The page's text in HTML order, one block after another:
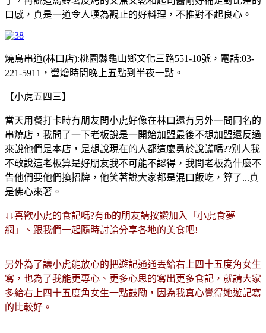
口感，真是一道令人嘆為觀止的好料理，不推對不起良心。
燒鳥串道(林口店):桃園縣龜山鄉文化三路551-10號，電話:03-
221-5911，營燴時間晚上五點到半夜一點。
【小虎五四三】
當天用餐打卡時有朋友問小虎好像在林口還有另外一間同名的
串燒店，我問了一下老板說是一開始加盟最後不想加盟還反過
來說他們是本店，是想說現在的人都這麼勇於說謊嗎??別人我
不敢說這老板算是好朋友我不可能不認得，我問老板為什麼不
告他們要他們換招牌，他笑著說大家都是混口飯吃，算了...真
是佛心來著。
↓↓喜歡小虎的食記嗎?有fb的朋友請按讚加入「小虎食夢
網」、跟我們一起隨時討論分享各地的美食吧!
另外為了讓小虎能放心的把遊記通通丟給右上四十五度角女生
寫，也為了我能更專心、更多心思的寫出更多食記，就請大家
多給右上四十五度角女生一點鼓勵，因為我真心覺得她遊記寫
的比較好。